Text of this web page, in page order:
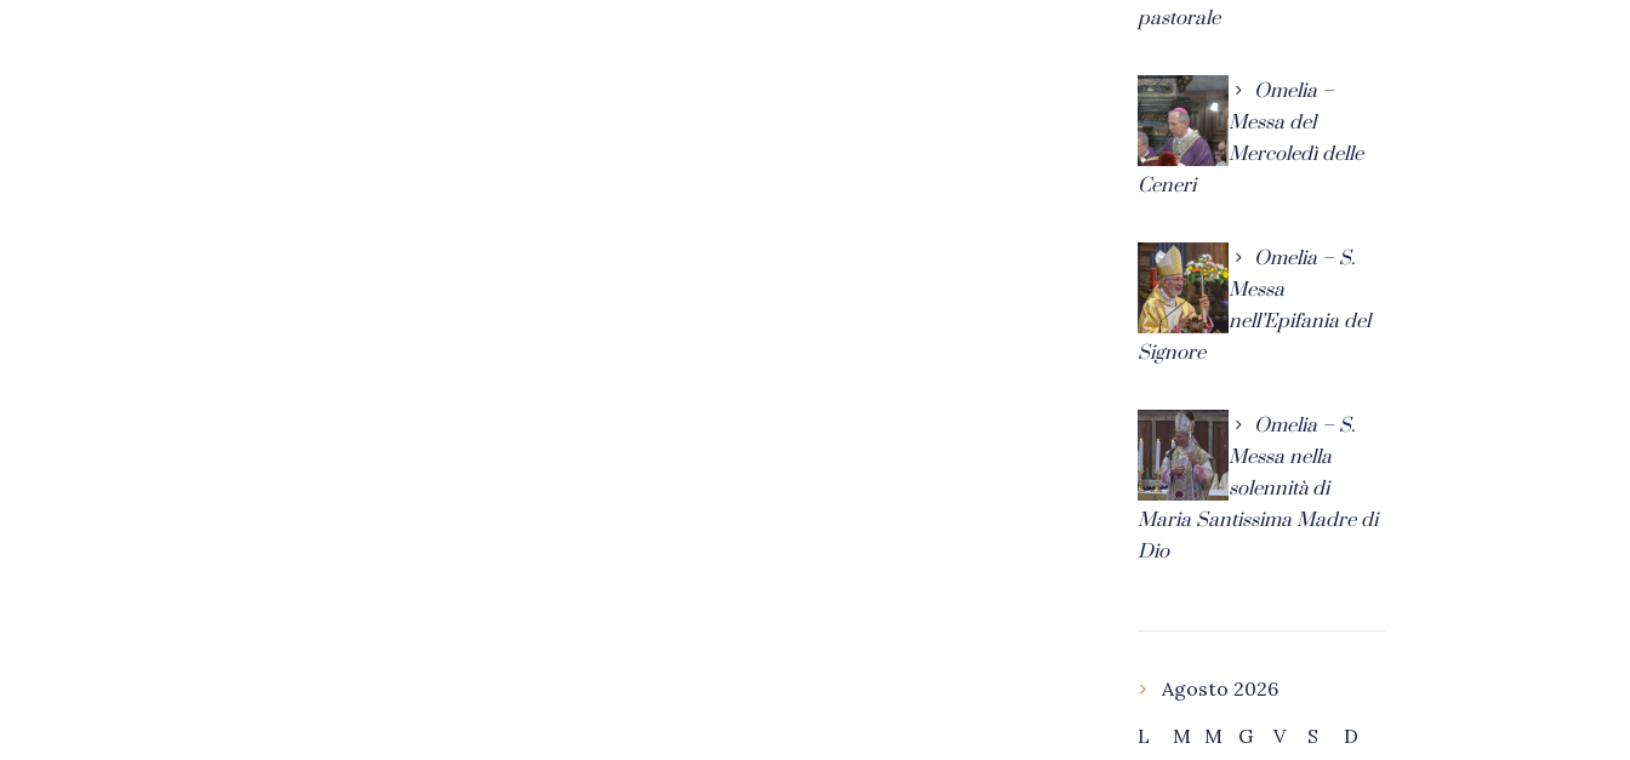
pastorale
Omelia –
Messa del
Mercoledì delle
Ceneri
Omelia – S.
Messa
nell’Epifania del
Signore
Omelia – S.
Messa nella
solennità di
Maria Santissima Madre di
Dio
Agosto 2026
L
M M G V S
D